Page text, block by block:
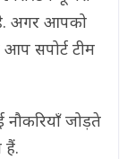
अगर आपको
आप सपोर्ट टीम
जोड़ते
हैं.